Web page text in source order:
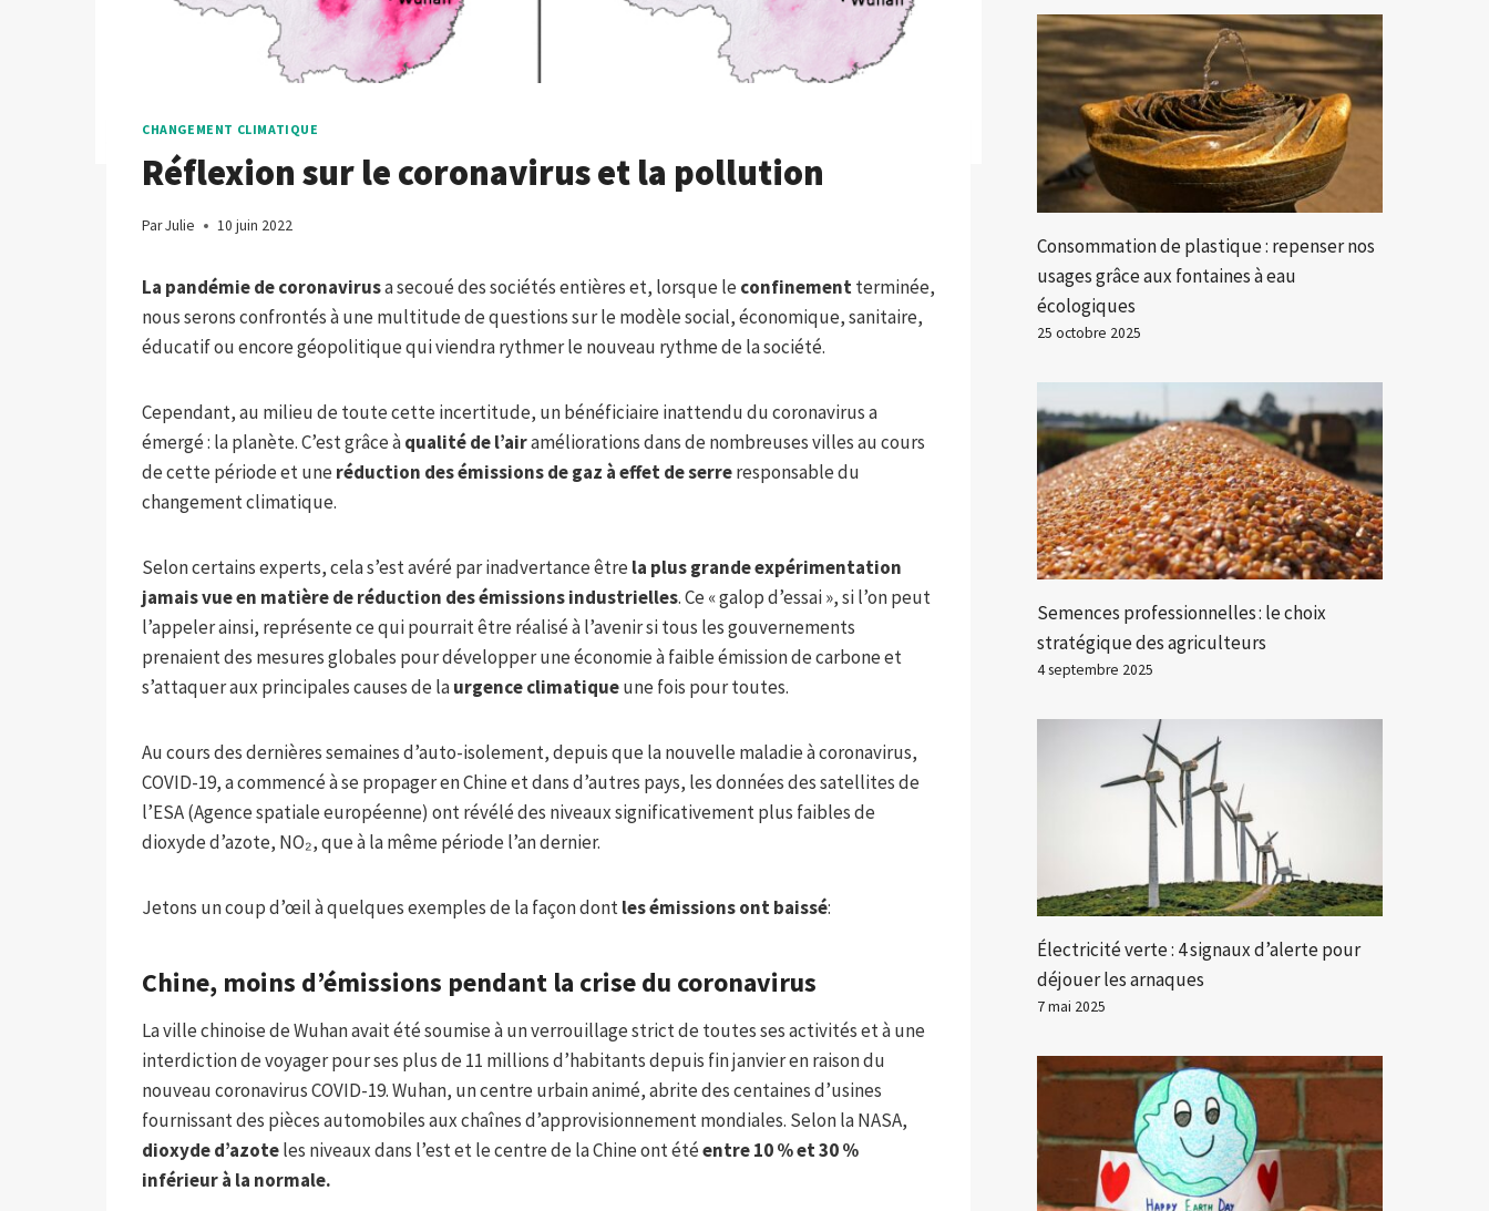
CHANGEMENT CLIMATIQUE
Réflexion sur le coronavirus et la pollution
ParJulie 10 juin 2022
La pandémie de coronavirusa secoué des sociétés entières et, lorsque le confinementterminée,
nous serons confrontés à une multitude de questions sur le modèle social, économique, sanitaire,
éducatif ou encore géopolitique qui viendra rythmer le nouveau rythme de la société.
Cependant, au milieu de toute cette incertitude, un bénéficiaire inattendu du coronavirus a
émergé : la planète. C’est grâce àqualité de l’airaméliorations dans de nombreuses villes au cours
de cette période et une réduction des émissions de gaz à effet de serreresponsable du
changement climatique.
Selon certains experts, cela s’est avéré par inadvertance être la plus grande expérimentation
jamais vue en matière de réduction des émissions industrielles. Ce « galop d’essai », si l’on peut
l’appeler ainsi, représente ce qui pourrait être réalisé à l’avenir si tous les gouvernements
prenaient des mesures globales pour développer une économie à faible émission de carbone et
s’attaquer aux principales causes de laurgence climatiqueune fois pour toutes.
Au cours des dernières semaines d’auto-isolement, depuis que la nouvelle maladie à coronavirus,
COVID-19, a commencé à se propager en Chine et dans d’autres pays, les données des satellites de
l’ESA (Agence spatiale européenne) ont révélé des niveaux significativement plus faibles de
dioxyde d’azote, NO₂, que à la même période l’an dernier.
Jetons un coup d’œil à quelques exemples de la façon dontles émissions ont baissé:
Chine, moins d’émissions pendant la crise du coronavirus
La ville chinoise de Wuhan avait été soumise à un verrouillage strict de toutes ses activités et à une
interdiction de voyager pour ses plus de 11 millions d’habitants depuis fin janvier en raison du
nouveau coronavirus COVID-19. Wuhan, un centre urbain animé, abrite des centaines d’usines
fournissant des pièces automobiles aux chaînes d’approvisionnement mondiales. Selon la NASA,
dioxyde d’azoteles niveaux dans l’est et le centre de la Chine ont étéentre 10 % et 30 %
inférieur à la normale.
Consommation de plastique : repenser nos
usages grâce aux fontaines à eau
écologiques
25 octobre 2025
Semences professionnelles : le choix
stratégique des agriculteurs
4 septembre 2025
Électricité verte : 4 signaux d’alerte pour
déjouer les arnaques
7 mai 2025